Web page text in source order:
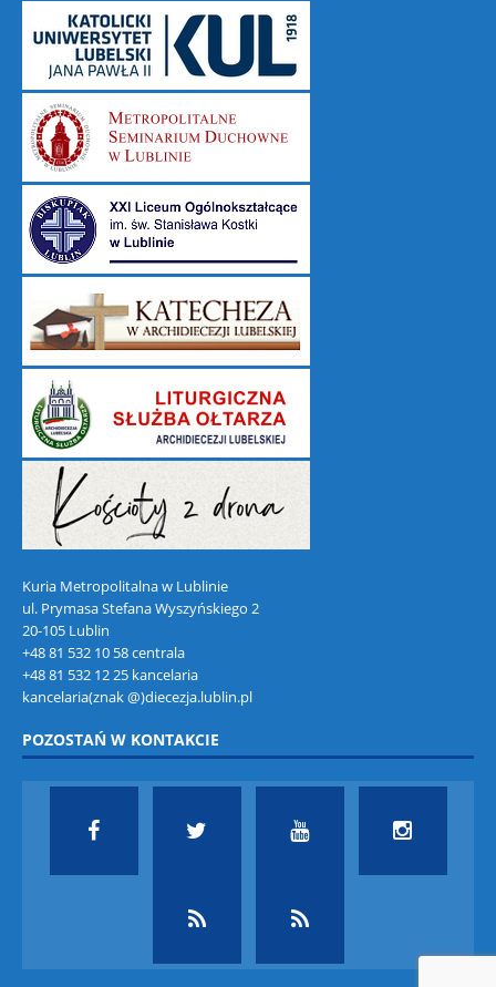
Kuria Metropolitalna w Lublinie
ul. Prymasa Stefana Wyszyńskiego 2
20-105 Lublin
+48 81 532 10 58 centrala
+48 81 532 12 25 kancelaria
kancelaria(znak @)diecezja.lublin.pl
POZOSTAŃ W KONTAKCIE